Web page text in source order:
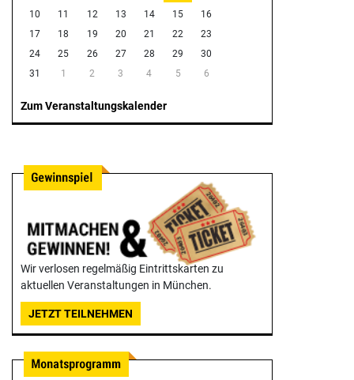
10
11 12 13 14 15
16
17
18 19 20 21 22
23
24
25 26 27 28 29
30
31
1 2 3 4 5 6
Zum Veranstaltungskalender
Wir verlosen regelmäßig Eintrittskarten zu
aktuellen Veranstaltungen in München.
JETZT TEILNEHMEN